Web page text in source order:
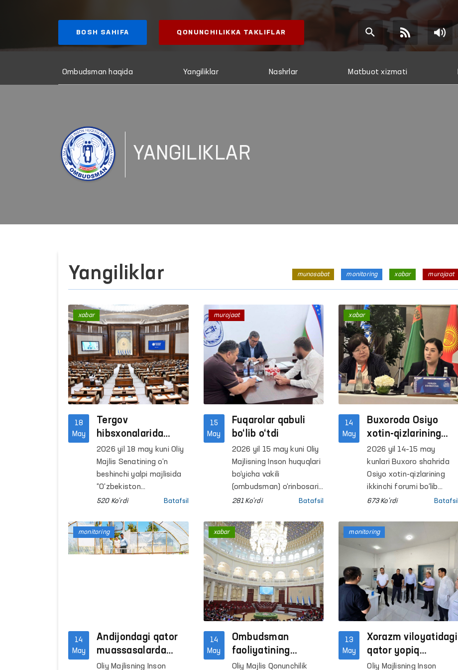
BOSH SAHIFA QONUNCHILIKKA TAKLIFLAR
Ombudsman haqida Yangiliklar Nashrlar Matbuot xizmati
YANGILIKLAR
Yangiliklar munosabat monitoring xabar murojaat
18
May
Tergov
hibsxonalarida
saqlanayotgan
shaxslar uchun
moddiy va huquqiy
kafolatlar
kengaytirilmoqda
2026 yil 18 may kuni Oliy
Majlis Senatining o‘n
beshinchi yalpi majlisida
“O‘zbekiston
Respublikasining ayrim
qo‘shimcha va
o‘zgartirishlar kiritish
to‘g‘risida”gi Qonun ko‘rib
520 Ko'rdi Batafsil
xabar
15
May
Fuqarolar qabuli
bo‘lib o‘tdi
2026 yil 15 may kuni Oliy
Majlisning Inson huquqlari
bo‘yicha vakili
(ombudsman) o‘rinbosari
B.Narimanov tomonidan
qabuli o‘tkazildi.
281 Ko'rdi Batafsil
murojaat
14
May
Buxoroda Osiyo
xotin-qizlarining
ikkinchi forumi
bo‘lib o‘tmoqda
2026 yil 14–15 may
kunlari Buxoro shahrida
Osiyo xotin-qizlarining
ikkinchi forumi bo‘lib
o‘tmoqda.
673 Ko'rdi Batafsil
xabar
14
May
Andijondagi qator
muassasalarda
inson huquqlariga
Oliy Majlisning Inson
monitoring
14
May
Ombudsman
faoliyatining
taʼsirchanligi
Oliy Majlis Qonunchilik
xabar
13
May
Xorazm viloyatidagi
qator yopiq
muassasalarga
Oliy Majlisning Inson
monitoring